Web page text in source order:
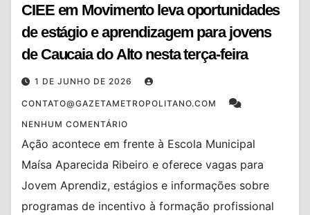
CIEE em Movimento leva oportunidades
de estágio e aprendizagem para jovens
de Caucaia do Alto nesta terça-feira
1 DE JUNHO DE 2026
CONTATO@GAZETAMETROPOLITANO.COM
NENHUM COMENTÁRIO
Ação acontece em frente à Escola Municipal
Maísa Aparecida Ribeiro e oferece vagas para
Jovem Aprendiz, estágios e informações sobre
programas de incentivo à formação profissional